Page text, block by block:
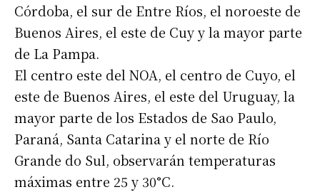
Córdoba, el sur de Entre Ríos, el noroeste de
Buenos Aires, el este de Cuy y la mayor parte
de La Pampa.
El centro este del NOA, el centro de Cuyo, el
este de Buenos Aires, el este del Uruguay, la
mayor parte de los Estados de Sao Paulo,
Paraná, Santa Catarina y el norte de Río
Grande do Sul, observarán temperaturas
máximas entre 25 y 30°C.